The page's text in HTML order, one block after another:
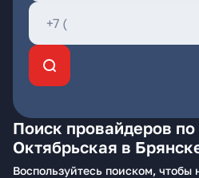
Поиск провайдеров по
Октябрьская в
Воспользуйтесь поиском, чтобы